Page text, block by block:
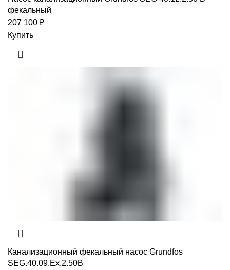
фекальный
207 100 ₽
Купить
Канализационный фекальный насос Grundfos
SEG.40.09.Ex.2.50B